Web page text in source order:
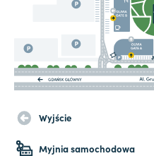
Wyjście
Myjnia samochodowa